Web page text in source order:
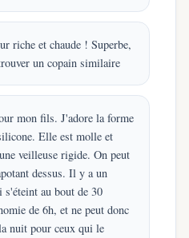
riche et chaude ! Superbe,
un copain similaire
mon fils. J'adore la forme
Elle est molle et
veilleuse rigide. On peut
dessus. Il y a un
au bout de 30
de 6h, et ne peut donc
nuit pour ceux qui le